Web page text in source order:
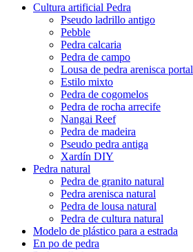
Cultura artificial Pedra
Pseudo ladrillo antigo
Pebble
Pedra calcaria
Pedra de campo
Lousa de pedra arenisca portal
Estilo mixto
Pedra de cogomelos
Pedra de rocha arrecife
Nangai Reef
Pedra de madeira
Pseudo pedra antiga
Xardín DIY
Pedra natural
Pedra de granito natural
Pedra arenisca natural
Pedra de lousa natural
Pedra de cultura natural
Modelo de plástico para a estrada
En po de pedra